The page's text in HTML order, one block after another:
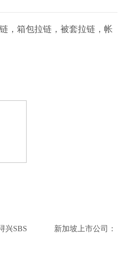
，箱包拉链，被套拉链，帐
浔兴SBS 新加坡上市公司：